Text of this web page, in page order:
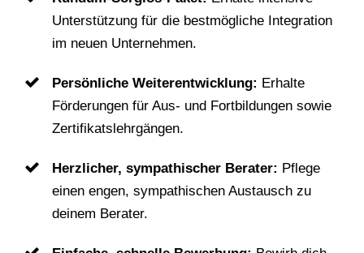
Unterstützung für die bestmögliche Integration
im neuen Unternehmen.
Persönliche Weiterentwicklung: Erhalte
Förderungen für Aus- und Fortbildungen sowie
Zertifikatslehrgängen.
Herzlicher, sympathischer Berater: Pflege
einen engen, sympathischen Austausch zu
deinem Berater.